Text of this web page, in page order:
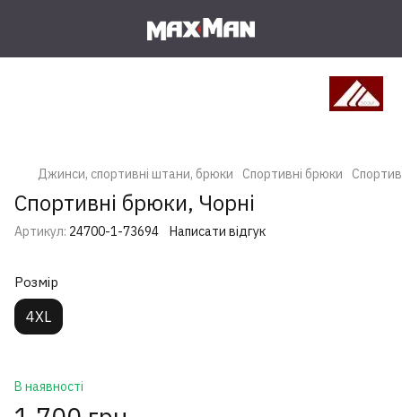
Джинси, спортивні штани, брюки Спортивні брюки
Спортивні брюки, Чорні
Артикул: 24700-1-73694 Написати відгук
Розмір
4XL
В наявності